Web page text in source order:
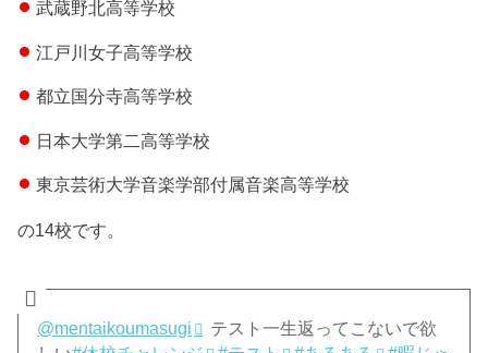
武蔵野北高等学校
江戸川女子高等学校
都立国分寺高等学校
日本大学第二高等学校
東京芸術大学音楽学部付属音楽高等学校
の14校です。
@mentaikoumasugi
テスト一生返ってこないで欲